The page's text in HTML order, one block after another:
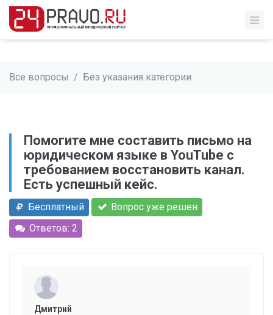
Все вопросы / Без указания категории
Помогите мне составить письмо на
юридическом языке в YouTube с
требованием восстановить канал.
Есть успешный кейс.
Бесплатный
Вопрос уже решен
Ответов: 2
Дмитрий